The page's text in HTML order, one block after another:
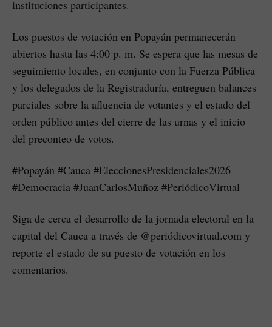
instituciones participantes.
Los puestos de votación en Popayán permanecerán
abiertos hasta las 4:00 p. m. Se espera que las mesas de
seguimiento locales, en conjunto con la Fuerza Pública
y los delegados de la Registraduría, entreguen balances
parciales sobre la afluencia de votantes y el estado del
orden público antes del cierre de las urnas y el inicio
del preconteo de votos.
#Popayán #Cauca #EleccionesPresidenciales2026
#Democracia #JuanCarlosMuñoz #PeriódicoVirtual
Siga de cerca el desarrollo de la jornada electoral en la
capital del Cauca a través de @periódicovirtual.com y
reporte el estado de su puesto de votación en los
comentarios.